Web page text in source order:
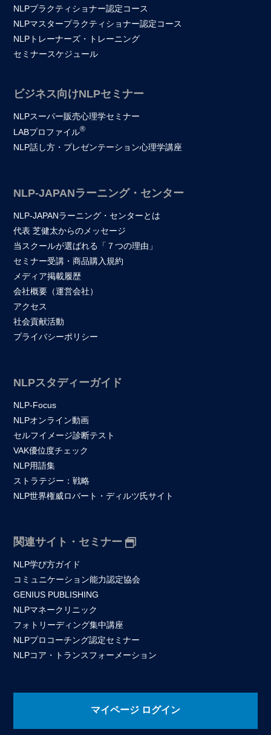
NLPプラクティショナー認定コース
NLPマスタープラクティショナー認定コース
NLPトレーナーズ・トレーニング
セミナースケジュール
ビジネス向けNLPセミナー
NLPスーパー販売心理学セミナー
LABプロファイル®
NLP話し方・プレゼンテーション心理学講座
NLP-JAPANラーニング・センター
NLP-JAPANラーニング・センターとは
代表 芝健太からのメッセージ
当スクールが選ばれる「７つの理由」
セミナー受講・商品購入規約
メディア掲載履歴
会社概要（運営会社）
アクセス
社会貢献活動
プライバシーポリシー
NLPスタディーガイド
NLP-Focus
NLPオンライン動画
セルフイメージ診断テスト
VAK優位度チェック
NLP用語集
ストラテジー：戦略
NLP世界権威ロバート・ディルツ氏サイト
関連サイト・セミナー
NLP学び方ガイド
コミュニケーション能力認定協会
GENIUS PUBLISHING
NLPマネークリニック
フォトリーディング集中講座
NLPプロコーチング認定セミナー
NLPコア・トランスフォーメーション
マイページ ログイン